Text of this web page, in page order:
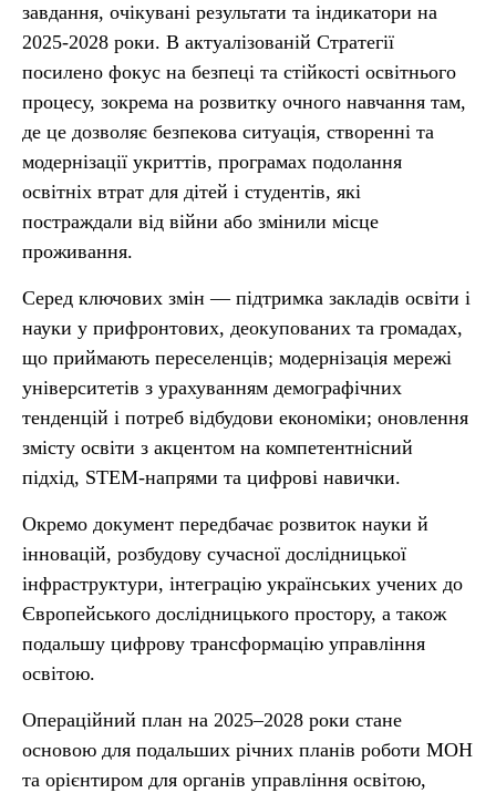
завдання, очікувані результати та індикатори на
2025-2028 роки. В актуалізованій Стратегії
посилено фокус на безпеці та стійкості освітнього
процесу, зокрема на розвитку очного навчання там,
де це дозволяє безпекова ситуація, створенні та
модернізації укриттів, програмах подолання
освітніх втрат для дітей і студентів, які
постраждали від війни або змінили місце
проживання.
Серед ключових змін — підтримка закладів освіти і
науки у прифронтових, деокупованих та громадах,
що приймають переселенців; модернізація мережі
університетів з урахуванням демографічних
тенденцій і потреб відбудови економіки; оновлення
змісту освіти з акцентом на компетентнісний
підхід, STEM-напрями та цифрові навички.
Окремо документ передбачає розвиток науки й
інновацій, розбудову сучасної дослідницької
інфраструктури, інтеграцію українських учених до
Європейського дослідницького простору, а також
подальшу цифрову трансформацію управління
освітою.
Операційний план на 2025–2028 роки стане
основою для подальших річних планів роботи МОН
та орієнтиром для органів управління освітою,